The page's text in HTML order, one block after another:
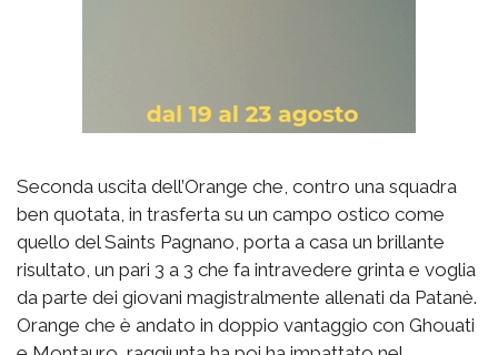
Seconda uscita dell’Orange che, contro una squadra
ben quotata, in trasferta su un campo ostico come
quello del Saints Pagnano, porta a casa un brillante
risultato, un pari 3 a 3 che fa intravedere grinta e voglia
da parte dei giovani magistralmente allenati da Patanè.
Orange che è andato in doppio vantaggio con Ghouati